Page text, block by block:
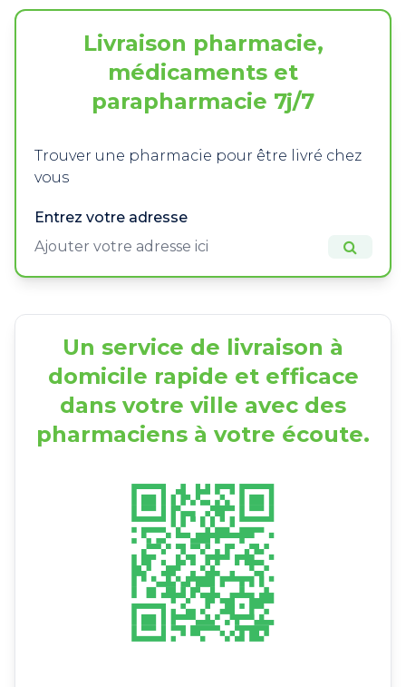
Livraison pharmacie,
médicaments et
parapharmacie 7j/7
Trouver une pharmacie pour être livré chez
vous
Entrez votre adresse
Un service de livraison à
domicile rapide et efficace
dans votre ville avec des
pharmaciens à votre écoute.